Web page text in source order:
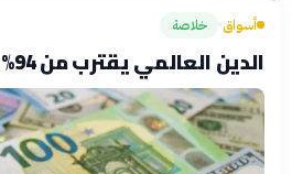
أسواق› خلاصة
الدين العالمي يقترب من 94% من الناتج الإجمالي